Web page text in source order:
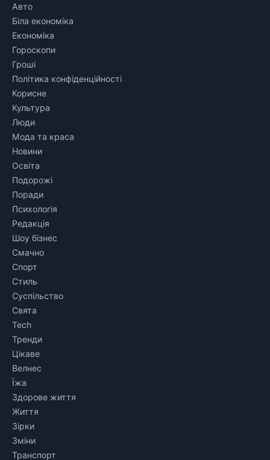
Авто
Біла економіка
Економіка
Гороскопи
Гроші
Політика конфіденційності
Корисне
Культура
Люди
Мода та краса
Новини
Освіта
Подорожі
Поради
Психологія
Редакція
Шоу бізнес
Смачно
Спорт
Стиль
Суспільство
Свята
Tech
Тренди
Цікаве
Велнес
Їжа
Здорове життя
Життя
Зірки
Зміни
Транспорт